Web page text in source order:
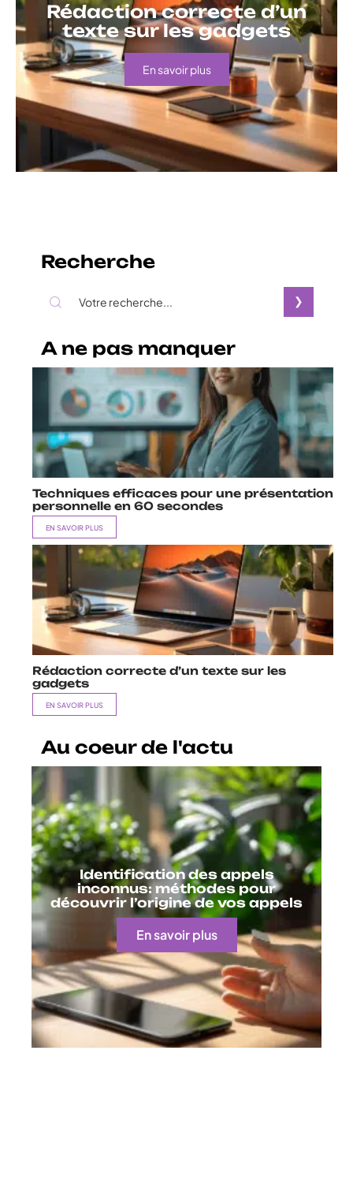
Rédaction correcte d’un
texte sur les gadgets
En savoir plus
Recherche
A ne pas manquer
Techniques efficaces pour une présentation
personnelle en 60 secondes
EN SAVOIR PLUS
Rédaction correcte d’un texte sur les
gadgets
EN SAVOIR PLUS
Au coeur de l'actu
Identification des appels
inconnus: méthodes pour
découvrir l’origine de vos appels
En savoir plus